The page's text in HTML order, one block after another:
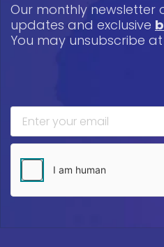
Our monthly newsletter
updates and exclusive
You may unsubscribe